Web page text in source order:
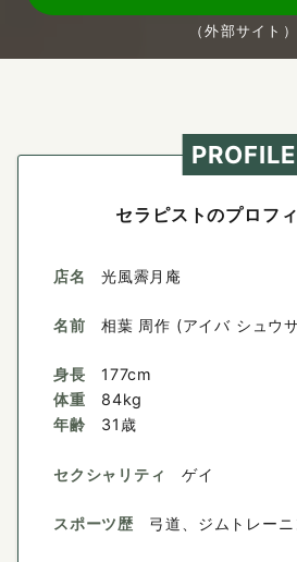
（外部サイト）
PROFILE
セラピストのプロフ
店名 光風霽月庵
名前 相葉 周作 (アイバ シュウ
身長
体重
年齢
177cm
84kg
31歳
セクシャリティ ゲイ
スポーツ歴 弓道、ジムトレーニ